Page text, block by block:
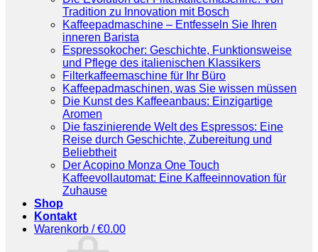
Tradition zu Innovation mit Bosch
Kaffeepadmaschine – Entfesseln Sie Ihren
inneren Barista
Espressokocher: Geschichte, Funktionsweise
und Pflege des italienischen Klassikers
Filterkaffeemaschine für Ihr Büro
Kaffeepadmaschinen, was Sie wissen müssen
Die Kunst des Kaffeeanbaus: Einzigartige
Aromen
Die faszinierende Welt des Espressos: Eine
Reise durch Geschichte, Zubereitung und
Beliebtheit
Der Acopino Monza One Touch
Kaffeevollautomat: Eine Kaffeeinnovation für
Zuhause
Shop
Kontakt
Warenkorb /€0.00